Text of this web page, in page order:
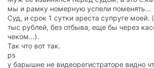
мы и рамку номерную успели поменять...
Суд, и срок 1 сутки ареста супруге моей.
тыс рублей, без отбыва, еще бы через
чеком...).
Так что вот так.
ps
у барышне не видеорегистраторе видно